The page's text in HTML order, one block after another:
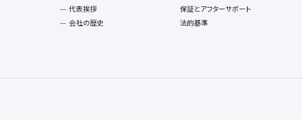
代表挨拶
会社の歴史
保証とアフターサポート
法的基準